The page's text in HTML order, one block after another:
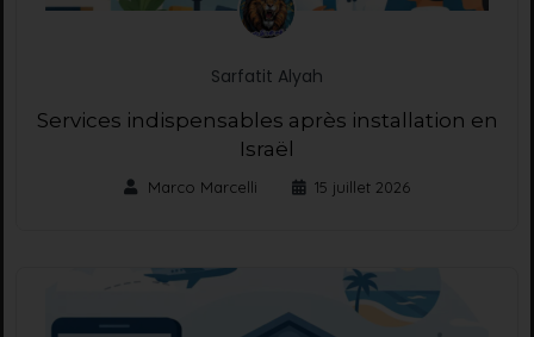
Sarfatit Alyah
Services indispensables après installation en
Israël
Marco Marcelli 15 juillet 2026